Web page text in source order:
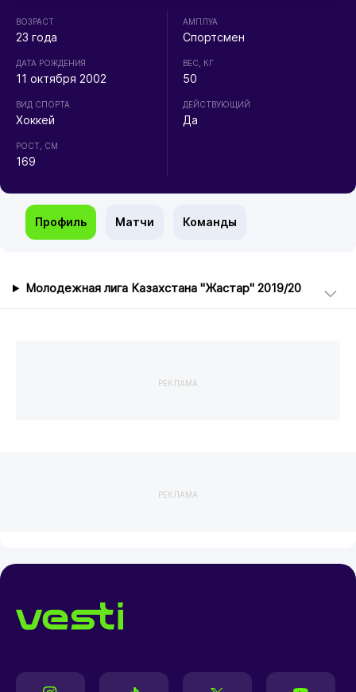
ВОЗРАСТ
23 года
ДАТА РОЖДЕНИЯ
11 октября 2002
ВИД СПОРТА
Хоккей
РОСТ, СМ
169
АМПЛУА
Спортсмен
ВЕС, КГ
50
ДЕЙСТВУЮЩИЙ
Да
Профиль Матчи Команды
Молодежная лига Казахстана "Жастар" 2019/20
РЕКЛАМА
РЕКЛАМА